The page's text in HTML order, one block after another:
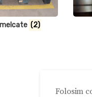
(2)
Folosim